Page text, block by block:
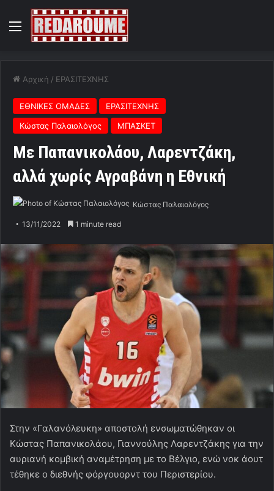
Menu
Αρχική / ΕΡΑΣΙΤΕΧΝΗΣ
ΕΘΝΙΚΕΣ ΟΜΑΔΕΣ
ΕΡΑΣΙΤΕΧΝΗΣ
Κώστας Παλαιολόγος
ΜΠΑΣΚΕΤ
Με Παπανικολάου, Λαρεντζάκη,
αλλά χωρίς Αγραβάνη η Εθνική
Κώστας Παλαιολόγος
13/11/2022 1 minute read
Στην «Γαλανόλευκη» αποστολή ενσωματώθηκαν οι
Κώστας Παπανικολάου, Γιαννούλης Λαρεντζάκης για την
αυριανή κομβική αναμέτρηση με το Βέλγιο, ενώ νοκ άουτ
τέθηκε ο διεθνής φόργουορντ του Περιστερίου.